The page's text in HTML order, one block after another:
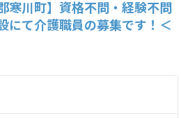
寒川町】資格不問・経験不問
て介護職員の募集です！＜